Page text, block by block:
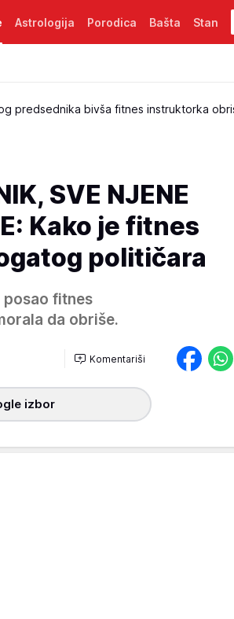
Astrologija Porodica Bašta Stan
predsednika bivša fitnes instruktorka
SVE NJENE
Kako je fitnes
političara
posao fitnes
da obriše.
Komentariši
izbor